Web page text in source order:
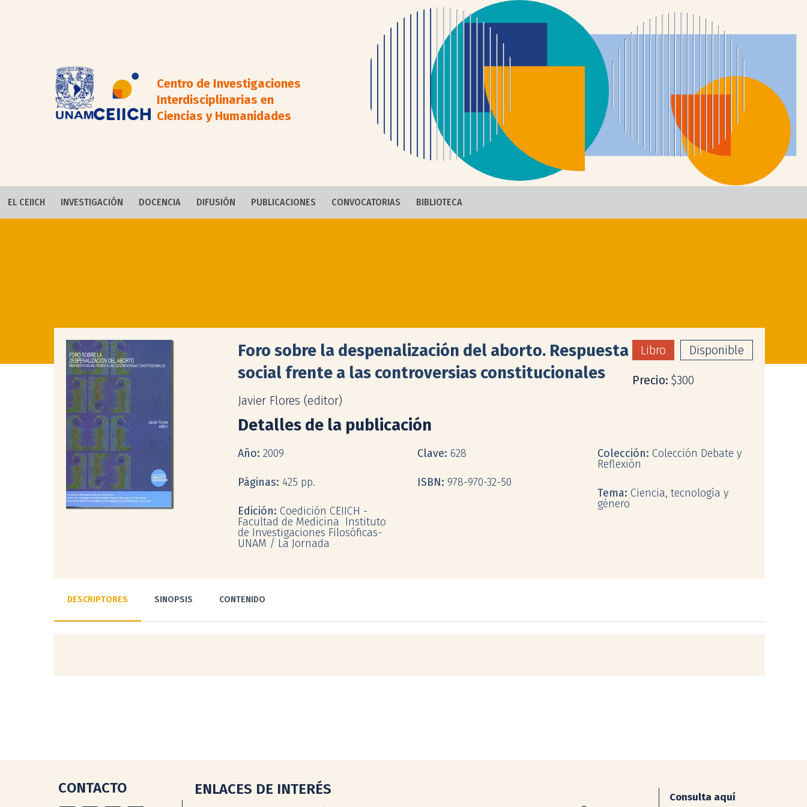
Centro de Investigaciones
Interdisciplinarias en
Ciencias y Humanidades
EL CEIICH INVESTIGACIÓN DOCENCIA DIFUSIÓN PUBLICACIONES CONVOCATORIAS BIBLIOTECA
Foro sobre la despenalización del aborto. Respuesta
social frente a las controversias constitucionales
Javier Flores (editor)
Libro Disponible
Precio: $300
Detalles de la publicación
Año: 2009
Páginas: 425 pp.
Edición: Coedición CEIICH -
Facultad de Medicina  Instituto
de Investigaciones Filosóficas-
UNAM / La Jornada
Clave:628
ISBN: 978-970-32-50
Colección: Colección Debate y
Reflexión
Tema: Ciencia, tecnología y
género
DESCRIPTORES SINOPSIS CONTENIDO
CONTACTO ENLACES DE INTERÉS Consulta aquí